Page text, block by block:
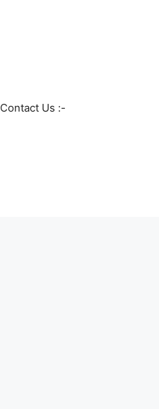
Contact Us :-